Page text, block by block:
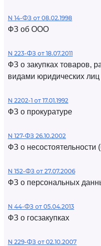
N 14-ФЗ от 08.02.1998
ФЗ об ООО
N 223-ФЗ от 18.07.2011
ФЗ о закупках товаров,
видами юридических лиц
N 2202-1 от 17.01.1992
ФЗ о прокуратуре
N 127-ФЗ 26.10.2002
ФЗ о несостоятельности
N 152-ФЗ от 27.07.2006
ФЗ о персональных
N 44-ФЗ от 05.04.2013
ФЗ о госзакупках
N 229-ФЗ от 02.10.2007